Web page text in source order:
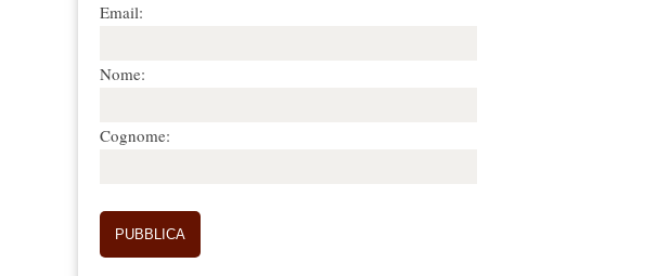
Email:
Nome:
Cognome: